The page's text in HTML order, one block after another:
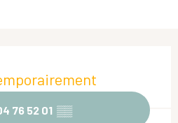
76 52 01 ▒▒